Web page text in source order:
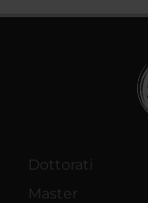
Dottorati
Master